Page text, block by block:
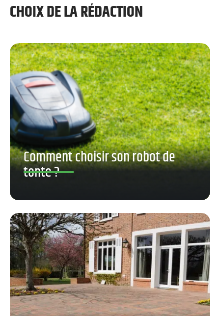
CHOIX DE LA RÉDACTION
Comment choisir son robot de
tonte ?